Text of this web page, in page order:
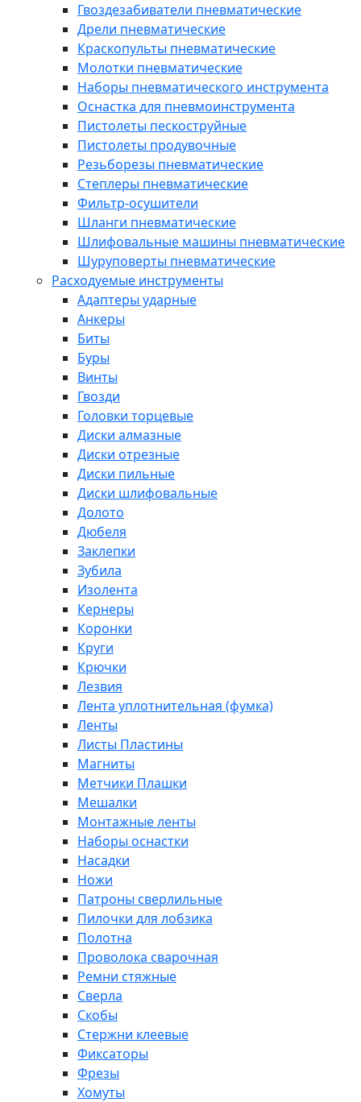
Гвоздезабиватели пневматические
Дрели пневматические
Краскопульты пневматические
Молотки пневматические
Наборы пневматического инструмента
Оснастка для пневмоинструмента
Пистолеты пескоструйные
Пистолеты продувочные
Резьборезы пневматические
Степлеры пневматические
Фильтр-осушители
Шланги пневматические
Шлифовальные машины пневматические
Шуруповерты пневматические
Расходуемые инструменты
Адаптеры ударные
Анкеры
Биты
Буры
Винты
Гвозди
Головки торцевые
Диски алмазные
Диски отрезные
Диски пильные
Диски шлифовальные
Долото
Дюбеля
Заклепки
Зубила
Изолента
Кернеры
Коронки
Круги
Крючки
Лезвия
Лента уплотнительная (фумка)
Ленты
Листы Пластины
Магниты
Метчики Плашки
Мешалки
Монтажные ленты
Наборы оснастки
Насадки
Ножи
Патроны сверлильные
Пилочки для лобзика
Полотна
Проволока сварочная
Ремни стяжные
Сверла
Скобы
Стержни клеевые
Фиксаторы
Фрезы
Хомуты